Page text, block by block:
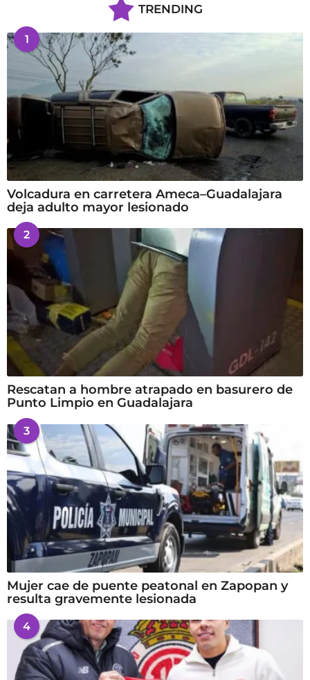
TRENDING
1
Volcadura en carretera Ameca–Guadalajara
deja adulto mayor lesionado
2
Rescatan a hombre atrapado en basurero de
Punto Limpio en Guadalajara
3
Mujer cae de puente peatonal en Zapopan y
resulta gravemente lesionada
4